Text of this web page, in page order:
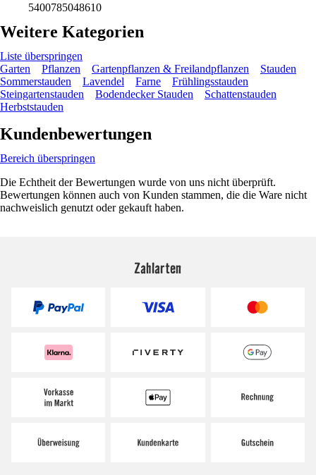
5400785048610
Weitere Kategorien
Liste überspringen
Garten
Pflanzen Gartenpflanzen & Freilandpflanzen
Stauden
Sommerstauden
Lavendel Farne
Frühlingsstauden
Steingartenstauden
Bodendecker Stauden
Schattenstauden
Herbststauden
Kundenbewertungen
Bereich überspringen
Die Echtheit der Bewertungen wurde von uns nicht überprüft.
Bewertungen können auch von Kunden stammen, die die Ware nicht
nachweislich genutzt oder gekauft haben.
Zahlarten